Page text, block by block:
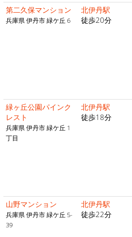
第二久保マンション
兵庫県 伊丹市 緑ケ丘 6
北伊丹駅
徒歩20分
緑ヶ丘公園パインク
レスト
兵庫県 伊丹市 緑ケ丘 1
丁目
北伊丹駅
徒歩18分
山野マンション
兵庫県 伊丹市 緑ケ丘 5-
39
北伊丹駅
徒歩22分